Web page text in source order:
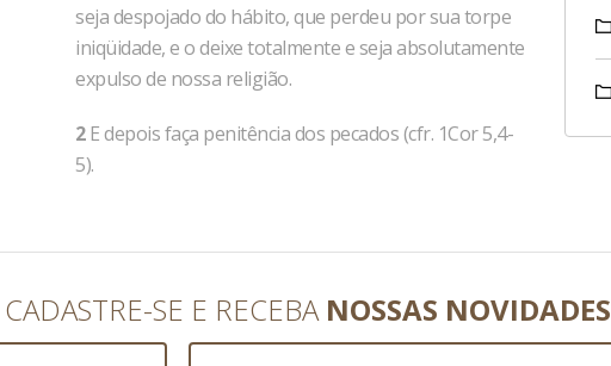
seja despojado do hábito, que perdeu por sua torpe
iniqüidade, e o deixe totalmente e seja absolutamente
expulso de nossa religião.
2E depois faça penitência dos pecados (cfr. 1Cor 5,4-
5).
CADASTRE-SE E RECEBA NOSSAS NOVIDADES